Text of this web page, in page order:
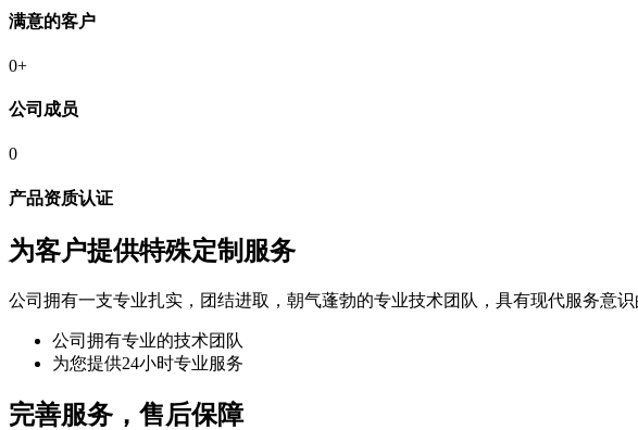
满意的客户
0+
公司成员
0
产品资质认证
为客户提供特殊定制服务
公司拥有一支专业扎实，团结进取，朝气蓬勃的专业技术团队，具有现代服务意识
公司拥有专业的技术团队
为您提供24小时专业服务
完善服务，售后保障